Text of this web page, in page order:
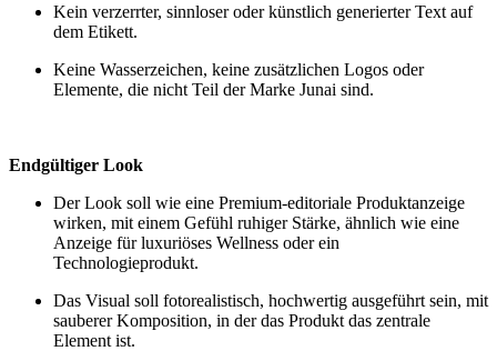
Kein verzerrter, sinnloser oder künstlich generierter Text auf
dem Etikett.
Keine Wasserzeichen, keine zusätzlichen Logos oder
Elemente, die nicht Teil der Marke Junai sind.
Endgültiger Look
Der Look soll wie eine Premium‑editoriale Produktanzeige
wirken, mit einem Gefühl ruhiger Stärke, ähnlich wie eine
Anzeige für luxuriöses Wellness oder ein
Technologieprodukt.
Das Visual soll fotorealistisch, hochwertig ausgeführt sein, mit
sauberer Komposition, in der das Produkt das zentrale
Element ist.